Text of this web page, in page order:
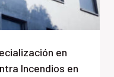
en
Incendios en